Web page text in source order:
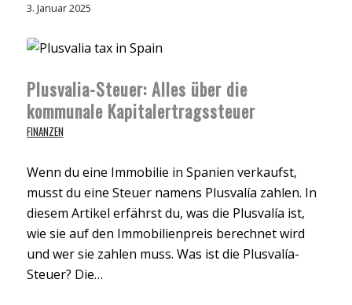
3. Januar 2025
Plusvalia-Steuer: Alles über die
kommunale Kapitalertragssteuer
FINANZEN
Wenn du eine Immobilie in Spanien verkaufst,
musst du eine Steuer namens Plusvalía zahlen. In
diesem Artikel erfährst du, was die Plusvalía ist,
wie sie auf den Immobilienpreis berechnet wird
und wer sie zahlen muss. Was ist die Plusvalía-
Steuer? Die…